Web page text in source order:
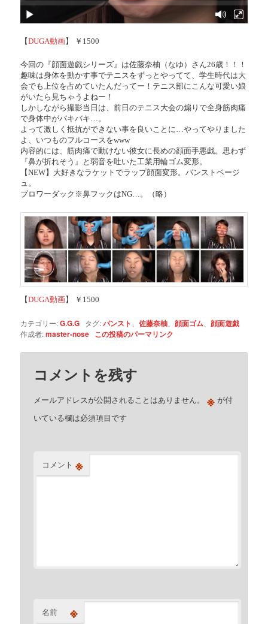
【DUGA動画】 ￥1500
今回の『顔面遊戯シリーズ』は佐藤奈柚（なゆ）さん26歳！！！
趣味は身体を動かす事でテニスをずっとやってて、学生時代は大
会でも上位を占めていたんだってー！テニス部にこんな可愛い娘
がいたら見ちゃうよねー！
しかしながら撮影当日は、前日のテニス大会の煽りで全身筋肉痛
で身体中がバキバキ…。
よって激しく抵抗ができない事を良いことに…やってやりました
よ、いつものフルコースをwww
内容的には、筋肉痛で動けない彼女に長めの顔面手悪戯。思わず
『鼻が折れそう』と弱音を吐いた工業用輪ゴム変形。
【NEW】大好きなラケットでラップ顔面変形。パンストベージ
ュ。
ブロワーダック※鼻フックはNG…。（略）
【DUGA動画】 ￥1500
カテゴリー:G.G.G タグ:パンスト 、佐藤奈柚 、顔面ゴム 、顔面遊戯
作成者:master-nose この投稿のパーマリンク
コメントを残す
メールアドレスが公開されることはありません。 ※ が付
いている欄は必須項目です
コメント ※
名前 ※